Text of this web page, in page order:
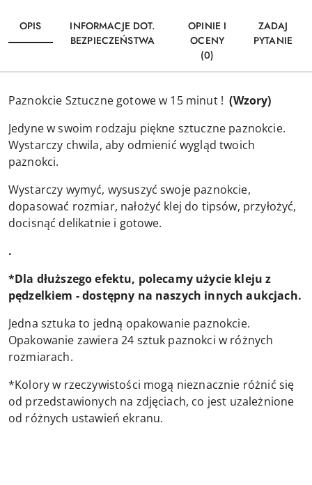
OPIS
INFORMACJE DOT.
BEZPIECZEŃSTWA
OPINIE I
OCENY
(0)
ZADAJ
PYTANIE
Paznokcie Sztuczne gotowe w 15 minut ! (Wzory)
Jedyne w swoim rodzaju piękne sztuczne paznokcie.
Wystarczy chwila, aby odmienić wygląd twoich
paznokci.
Wystarczy wymyć, wysuszyć swoje paznokcie,
dopasować rozmiar, nałożyć klej do tipsów, przyłożyć,
docisnąć delikatnie i gotowe.
.
*Dla dłuższego efektu, polecamy użycie kleju z
pędzelkiem - dostępny na naszych innych aukcjach.
Jedna sztuka to jedną opakowanie paznokcie.
Opakowanie zawiera 24 sztuk paznokci w różnych
rozmiarach.
*Kolory w rzeczywistości mogą nieznacznie różnić się
od przedstawionych na zdjęciach, co jest uzależnione
od różnych ustawień ekranu.